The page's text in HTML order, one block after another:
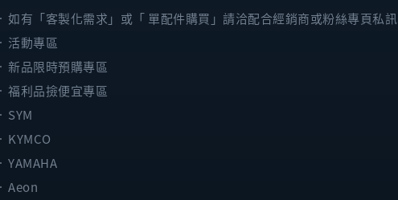
如有「客製化需求」或「 單配件購買」請洽配合經銷商或粉絲專頁私訊
活動專區
新品限時預購專區
福利品撿便宜專區
SYM
KYMCO
YAMAHA
Aeon